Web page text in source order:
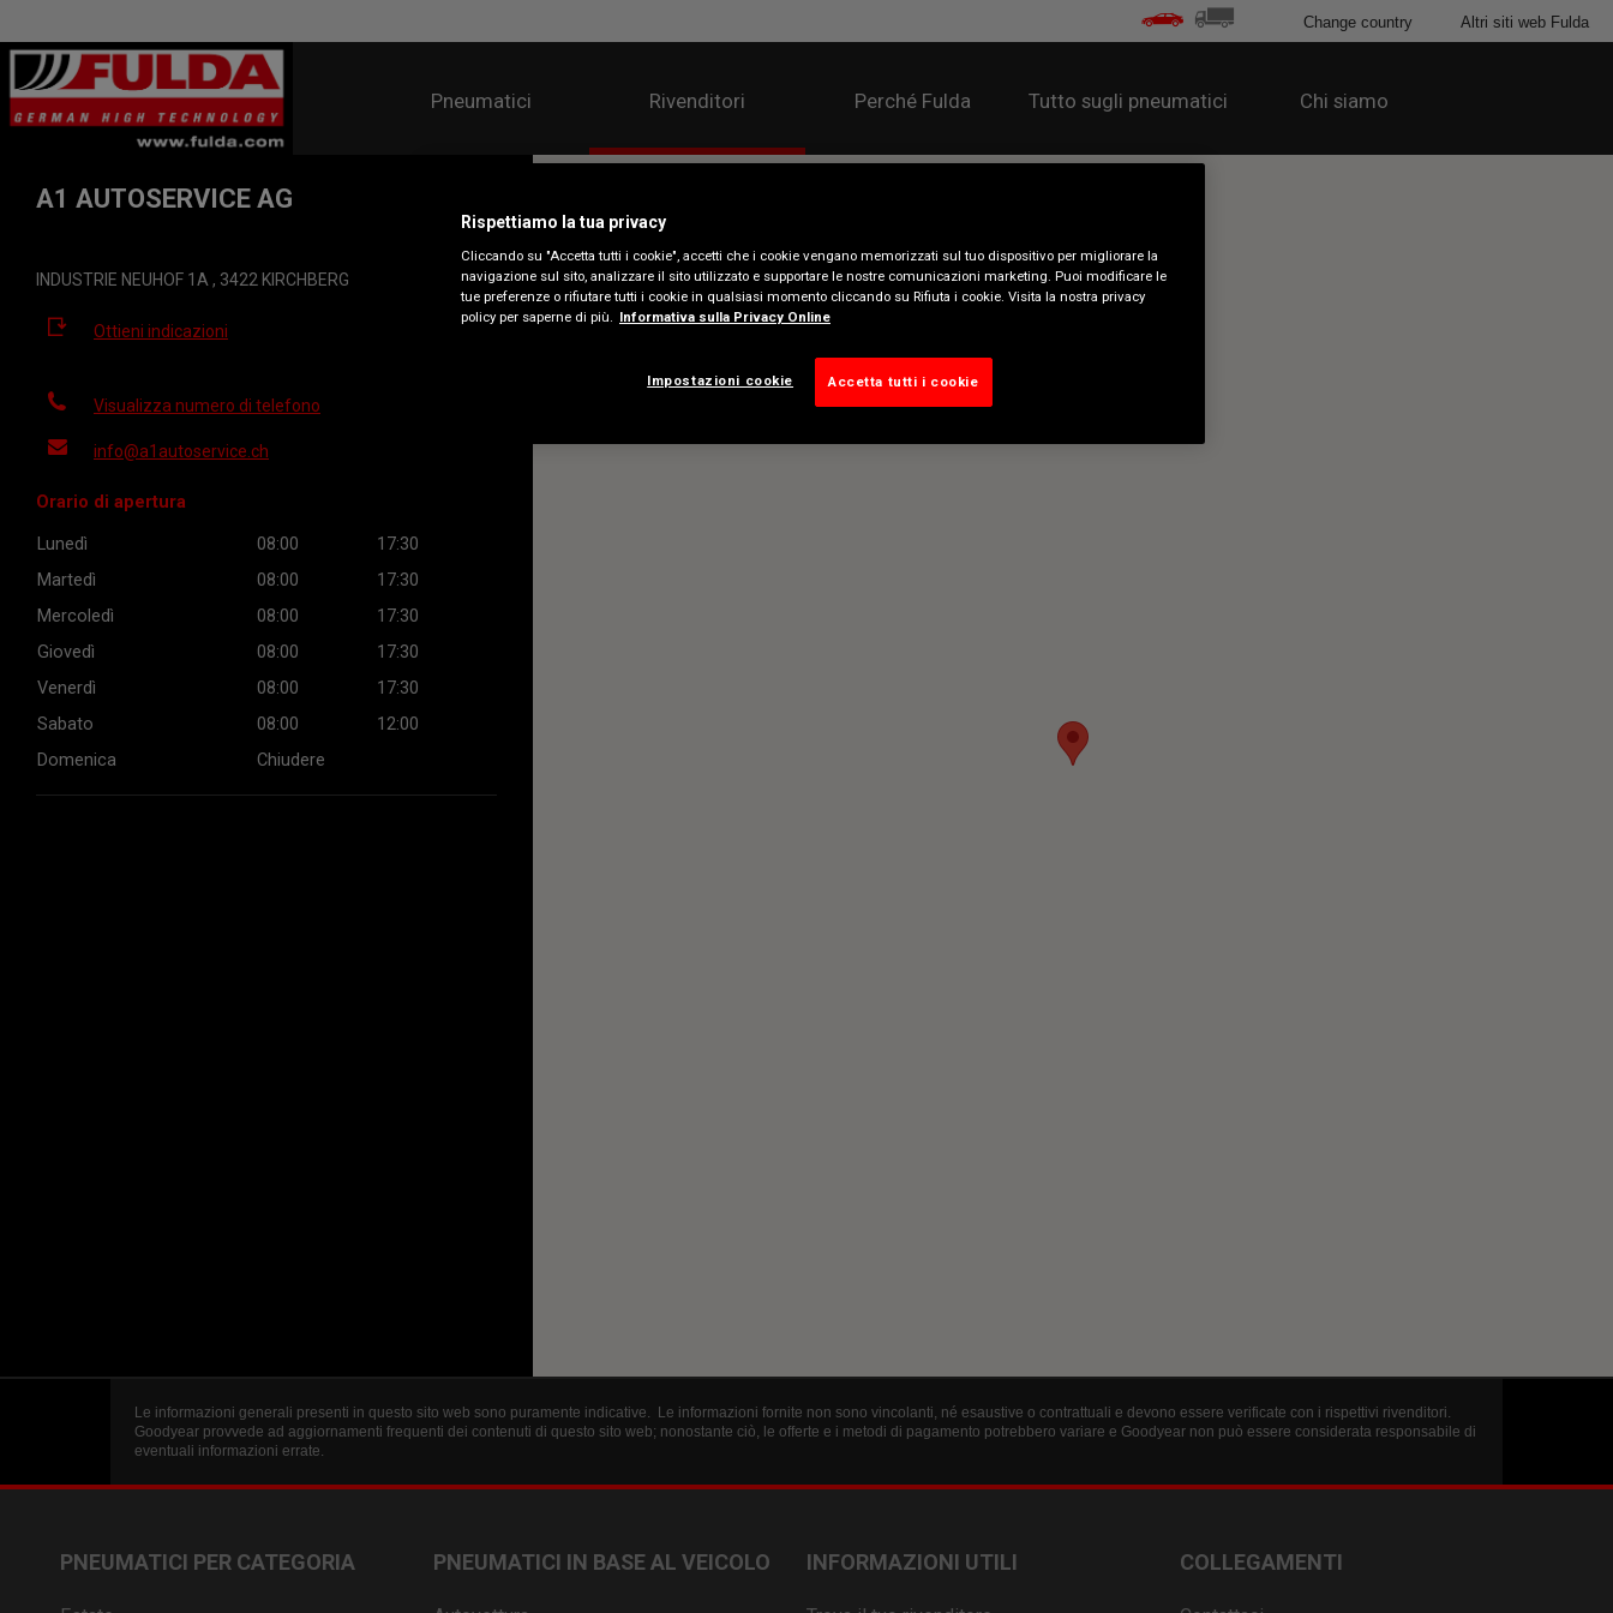
Pneumatici Rivenditori Perché Fulda Tutto sugli pneumatici Chi siamo
Change country Altri siti web Fulda
A1 AUTOSERVICE AG
INDUSTRIE NEUHOF 1A , 3422 KIRCHBERG
Ottieni indicazioni
Visualizza numero di telefono
info@a1autoservice.ch
Orario di apertura
Lunedì 08:00
17:30
Martedì
08:00
17:30
Mercoledì
08:00
17:30
Giovedì
08:00
17:30
Venerdì
08:00
17:30
Sabato
08:00
12:00
Domenica
Chiudere
Le informazioni generali presenti in questo sito web sono puramente indicative. Le informazioni fornite non sono vincolanti, né esaustive o contrattuali e devono essere verificate con i rispettivi rivenditori.
Goodyear provvede ad aggiornamenti frequenti dei contenuti di questo sito web; nonostante ciò, le offerte e i metodi di pagamento potrebbero variare e Goodyear non può essere considerata responsabile di
eventuali informazioni errate.
PNEUMATICI PER CATEGORIA PNEUMATICI IN BASE AL VEICOLO INFORMAZIONI UTILI COLLEGAMENTI
Rispettiamo la tua privacy
Cliccando su "Accetta tutti i cookie", accetti che i cookie vengano memorizzati sul tuo dispositivo per migliorare la
navigazione sul sito, analizzare il sito utilizzato e supportare le nostre comunicazioni marketing. Puoi modificare le
tue preferenze o rifiutare tutti i cookie in qualsiasi momento cliccando su Rifiuta i cookie. Visita la nostra privacy
policy per saperne di più.
Informativa sulla Privacy Online
Impostazioni cookie Accetta tutti i cookie